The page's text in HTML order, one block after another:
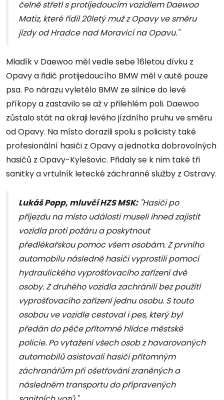
čelně střetl s protijedoucím vozidlem Daewoo
Matiz, které řídil 20letý muž z Opavy ve směru
jízdy od Hradce nad Moravicí na Opavu."
Mladík v Daewoo měl vedle sebe 16letou dívku z
Opavy a řidič protijedoucího BMW měl v autě pouze
psa. Po nárazu vyletělo BMW ze silnice do levé
příkopy a zastavilo se až v přilehlém poli. Daewoo
zůstalo stát na okraji levého jízdního pruhu ve směru
od Opavy. Na místo dorazili spolu s policisty také
profesionální hasiči z Opavy a jednotka dobrovolných
hasičů z Opavy-Kylešovic. Přidaly se k nim také tři
sanitky a vrtulník letecké záchranné služby z Ostravy.
Lukáš Popp, mluvčí HZS MSK:"Hasiči po
příjezdu na místo události museli ihned zajistit
vozidla proti požáru a poskytnout
předlékařskou pomoc všem osobám. Z prvního
automobilu následně hasiči vyprostili pomocí
hydraulického vyprošťovacího zařízení dvě
osoby. Z druhého vozidla zachránili bez použití
vyprošťovacího zařízení jednu osobu. S touto
osobou ve vozidle cestoval i pes, který byl
předán do péče přítomné hlídce městské
policie. Po vytažení všech osob z havarovaných
automobilů asistovali hasiči přítomným
záchranářům při ošetřování zraněných a
následném transportu do připravených